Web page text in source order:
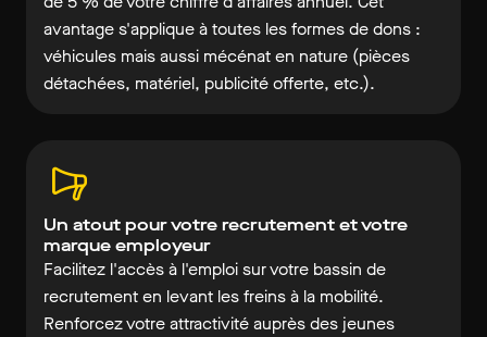
avantage s'applique à toutes les formes de dons :
véhicules mais aussi mécénat en nature (pièces
détachées, matériel, publicité offerte, etc.).
Un atout pour votre recrutement et votre
marque employeur
Facilitez l'accès à l'emploi sur votre bassin de
recrutement en levant les freins à la mobilité.
Renforcez votre attractivité auprès des jeunes